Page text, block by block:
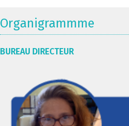
Organigrammme
BUREAU DIRECTEUR